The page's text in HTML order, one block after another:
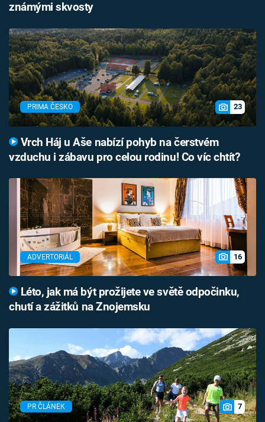
známými skvosty
PRIMA ČESKO 23
Vrch Háj u Aše nabízí pohyb na čerstvém
vzduchu i zábavu pro celou rodinu! Co víc chtít?
ADVERTORIÁL 16
Léto, jak má být prožijete ve světě odpočinku,
chutí a zážitků na Znojemsku
PR ČLÁNEK 7